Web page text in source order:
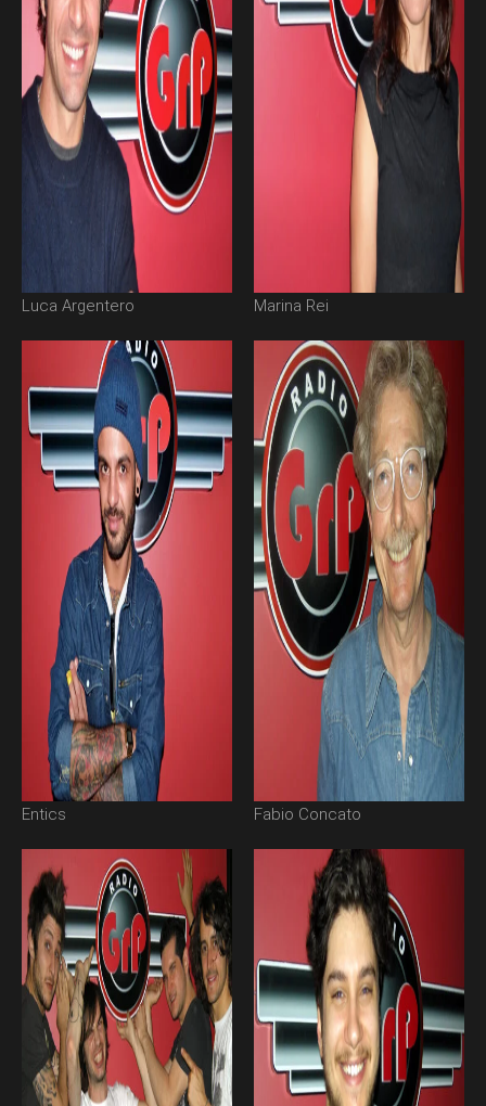
Luca Argentero Marina Rei
Entics Fabio Concato